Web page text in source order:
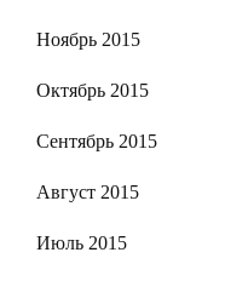
Ноябрь 2015
Октябрь 2015
Сентябрь 2015
Август 2015
Июль 2015